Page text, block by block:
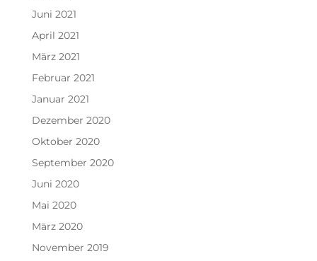
Juni 2021
April 2021
März 2021
Februar 2021
Januar 2021
Dezember 2020
Oktober 2020
September 2020
Juni 2020
Mai 2020
März 2020
November 2019